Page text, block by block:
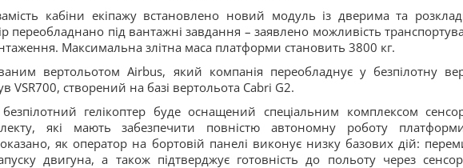
кабіни екіпажу встановлено новий модуль із дверима та
переобладнано під вантажні завдання – заявлено можливість
Максимальна злітна маса платформи становить 3800 кг.
вертольотом Airbus, який компанія переобладнує у безпілотну
створений на базі вертольота Cabri G2.
гелікоптер буде оснащений спеціальним комплексом
які мають забезпечити повністю автономну роботу
як оператор на бортовій панелі виконує низку базових дій:
двигуна, а також підтверджує готовність до польоту через